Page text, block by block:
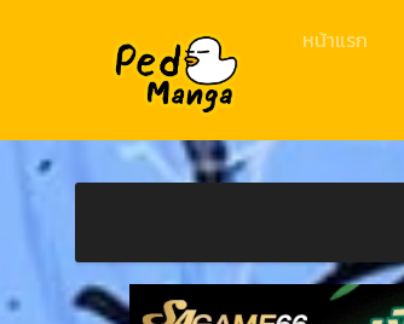
หน้าแรก